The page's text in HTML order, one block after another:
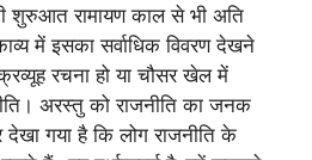
शुरुआत रामायण काल से भी अति
में इसका सर्वाधिक विवरण देखने
रचना हो या चौसर खेल में
अरस्तु को राजनीति का जनक
गया है कि लोग राजनीति के